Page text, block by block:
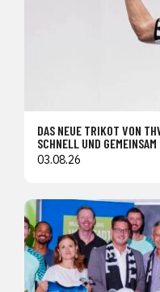
DAS NEUE TRIKOT VON
SCHNELL UND
03.08.26